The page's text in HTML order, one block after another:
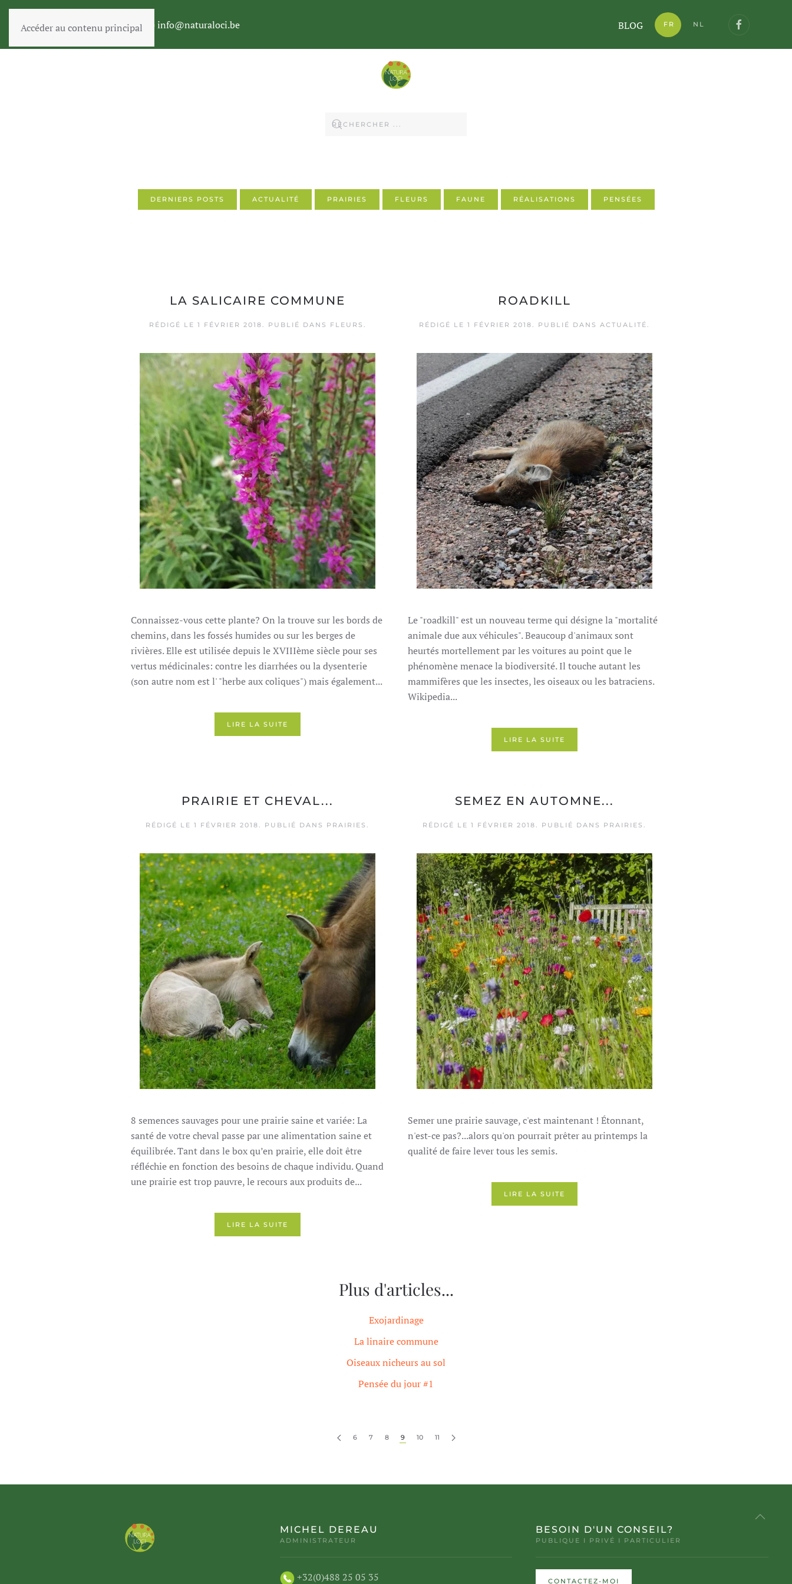
Accéder au contenu principal
+32(0)488 25 05 35 | info@naturaloci.be BLOG FR NL
DERNIERS POSTS ACTUALITÉ PRAIRIES FLEURS FAUNE RÉALISATIONS PENSÉES
LA SALICAIRE COMMUNE
RÉDIGÉ LE 1 FÉVRIER 2018. PUBLIÉ DANS FLEURS .
Connaissez-vous cette plante? On la trouve sur les bords de
chemins, dans les fossés humides ou sur les berges de
rivières. Elle est utilisée depuis le XVIIIème siècle pour ses
vertus médicinales: contre les diarrhées ou la dysenterie
(son autre nom est l' "herbe aux coliques") mais également...
LIRE LA SUITE
ROADKILL
RÉDIGÉ LE 1 FÉVRIER 2018. PUBLIÉ DANS ACTUALITÉ.
Le "roadkill" est un nouveau terme qui désigne la "mortalité
animale due aux véhicules". Beaucoup d'animaux sont
heurtés mortellement par les voitures au point que le
phénomène menace la biodiversité. Il touche autant les
mammifères que les insectes, les oiseaux ou les batraciens.
Wikipedia...
LIRE LA SUITE
PRAIRIE ET CHEVAL...
RÉDIGÉ LE 1 FÉVRIER 2018. PUBLIÉ DANS PRAIRIES .
8 semences sauvages pour une prairie saine et variée: La
santé de votre cheval passe par une alimentation saine et
équilibrée. Tant dans le box qu’en prairie, elle doit être
réfléchie en fonction des besoins de chaque individu. Quand
une prairie est trop pauvre, le recours aux produits de...
LIRE LA SUITE
SEMEZ EN AUTOMNE...
RÉDIGÉ LE 1 FÉVRIER 2018. PUBLIÉ DANS PRAIRIES .
Semer une prairie sauvage, c'est maintenant ! Étonnant,
n'est-ce pas?...alors qu'on pourrait prêter au printemps la
qualité de faire lever tous les semis.
LIRE LA SUITE
Plus d'articles...
Exojardinage
La linaire commune
Oiseaux nicheurs au sol
Pensée du jour #1
6 7 8 9 10 11
MICHEL DEREAU
ADMINISTRATEUR
+32(0)488 25 05 35
BESOIN D'UN CONSEIL?
PUBLIQUE I PRIVÉ I PARTICULIER
CONTACTEZ-MOI